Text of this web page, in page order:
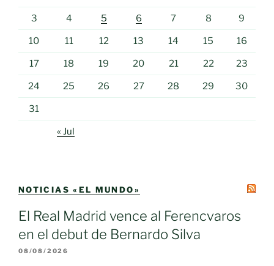
3 4 5 6 7 8 9
10 11 12 13 14 15 16
17 18 19 20 21 22 23
24 25 26 27 28 29 30
31
« Jul
NOTICIAS «EL MUNDO»
El Real Madrid vence al Ferencvaros
en el debut de Bernardo Silva
08/08/2026